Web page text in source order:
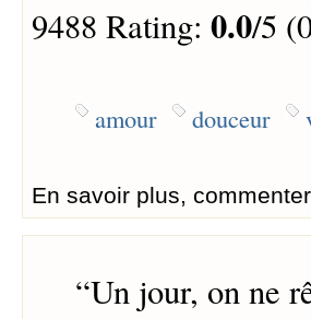
9488 Rating: 0.0/5
amour douceur
En savoir plus, commenter
“Un jour, on ne